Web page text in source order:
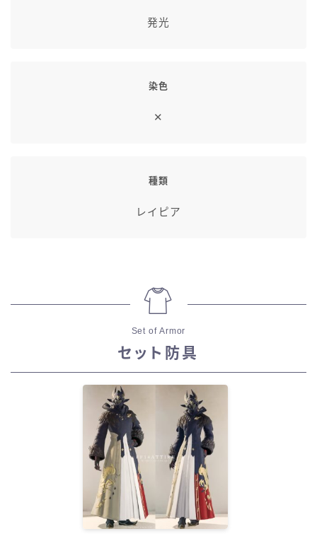
発光
染色
✕
種類
レイピア
Set of Armor
セット防具